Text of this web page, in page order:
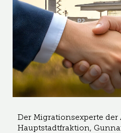
Der Migrationsexperte der
Hauptstadtfraktion,